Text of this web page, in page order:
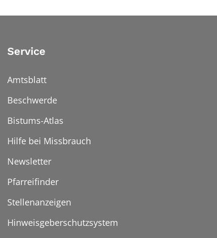
Service
Amtsblatt
Beschwerde
Bistums-Atlas
Hilfe bei Missbrauch
Newsletter
Pfarreifinder
Stellenanzeigen
Hinweisgeberschutzsystem